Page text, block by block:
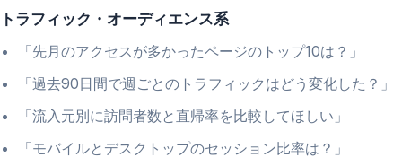
トラフィック・オーディエンス系
「先月のアクセスが多かったページのトップ10は？」
「過去90日間で週ごとのトラフィックはどう変化した？」
「流入元別に訪問者数と直帰率を比較してほしい」
「モバイルとデスクトップのセッション比率は？」